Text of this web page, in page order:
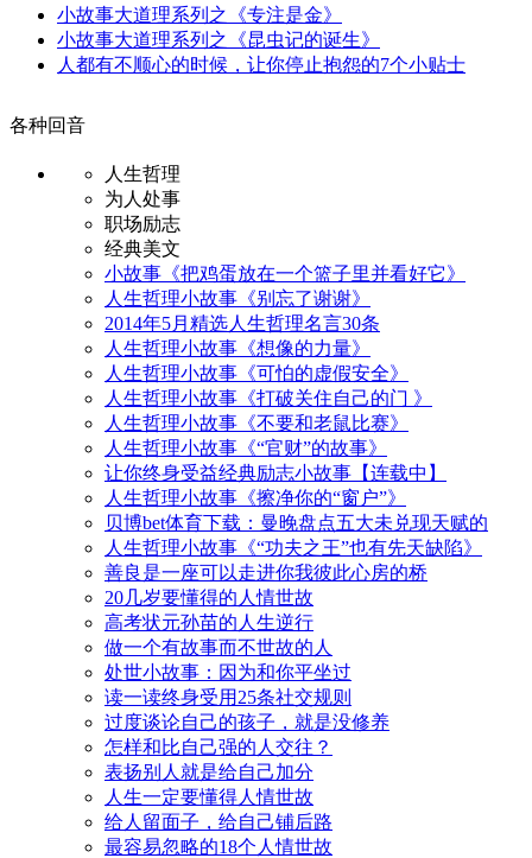
小故事大道理系列之《专注是金》
小故事大道理系列之《昆虫记的诞生》
人都有不顺心的时候，让你停止抱怨的7个小贴士
各种回音
人生哲理
为人处事
职场励志
经典美文
小故事《把鸡蛋放在一个篮子里并看好它》
人生哲理小故事《别忘了谢谢》
2014年5月精选人生哲理名言30条
人生哲理小故事《想像的力量》
人生哲理小故事《可怕的虚假安全》
人生哲理小故事《打破关住自己的门 》
人生哲理小故事《不要和老鼠比赛》
人生哲理小故事《“官财”的故事》
让你终身受益经典励志小故事【连载中】
人生哲理小故事《擦净你的“窗户”》
贝博bet体育下载：曼晚盘点五大未兑现天赋的
人生哲理小故事《“功夫之王”也有先天缺陷》
善良是一座可以走进你我彼此心房的桥
20几岁要懂得的人情世故
高考状元孙苗的人生逆行
做一个有故事而不世故的人
处世小故事：因为和你平坐过
读一读终身受用25条社交规则
过度谈论自己的孩子，就是没修养
怎样和比自己强的人交往？
表扬别人就是给自己加分
人生一定要懂得人情世故
给人留面子，给自己铺后路
最容易忽略的18个人情世故